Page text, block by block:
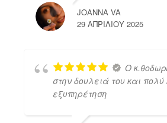
JOANNA VA
29 ΑΠΡΙΛΊΟΥ 2025
Ο
στην δουλειά του και
εξυπηρέτηση